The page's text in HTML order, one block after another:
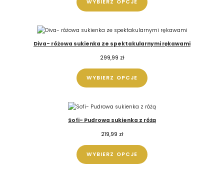
WYBIERZ OPCJE
Diva- różowa sukienka ze spektakularnymi rękawami
299,99 zł
WYBIERZ OPCJE
Sofi- Pudrowa sukienka z różą
219,99 zł
WYBIERZ OPCJE